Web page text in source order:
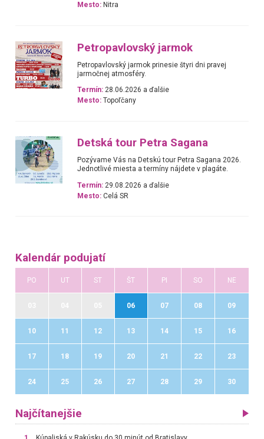
Mesto: Nitra
Petropavlovský jarmok
Petropavlovský jarmok prinesie štyri dni pravej
jarmočnej atmosféry.
Termín: 28.06.2026 a ďalšie
Mesto: Topoľčany
Detská tour Petra Sagana
Pozývame Vás na Detskú tour Petra Sagana 2026.
Jednotlivé miesta a termíny nájdete v plagáte.
Termín: 29.08.2026 a ďalšie
Mesto: Celá SR
Kalendár podujatí
PO UT ST ŠT PI SO NE
06 07 08 09
10 11 12 13 14 15 16
17 18 19 20 21 22 23
24 25 26 27 28 29 30
Najčítanejšie